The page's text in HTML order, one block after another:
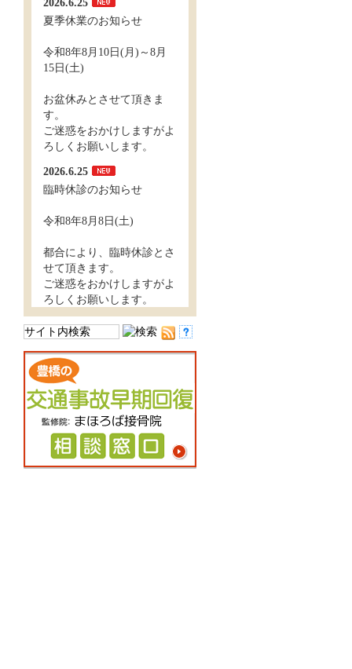
夏季休業のお知らせ
令和8年8月10日(月)～8月
15日(土)
お盆休みとさせて頂きま
す。
ご迷惑をおかけしますがよ
ろしくお願いします。
2026.6.25
臨時休診のお知らせ
令和8年8月8日(土)
都合により、臨時休診とさ
せて頂きます。
ご迷惑をおかけしますがよ
ろしくお願いします。